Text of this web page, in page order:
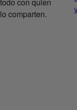
lo comparten.